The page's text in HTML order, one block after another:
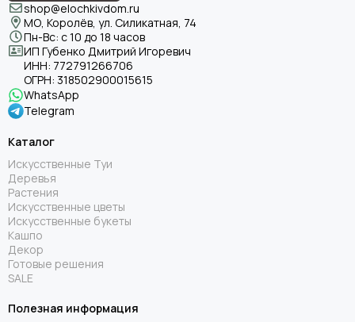
shop@elochkivdom.ru
МО, Королёв, ул. Силикатная, 74
Пн-Вс: с 10 до 18 часов
ИП Губенко Дмитрий Игоревич
ИНН: 772791266706
ОГРН: 318502900015615
WhatsApp
Telegram
Каталог
Искусственные Туи
Деревья
Растения
Искусственные цветы
Искусственные букеты
Кашпо
Декор
Готовые решения
SALE
Полезная информация